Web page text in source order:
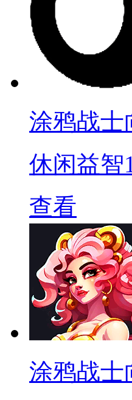
涂鸦战士
休闲益智
查看
涂鸦战士